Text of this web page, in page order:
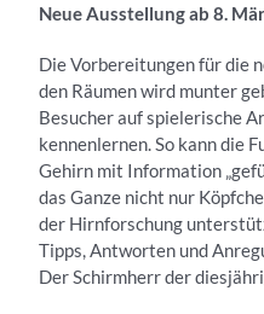
Neue Ausstellung ab 8.
Die Vorbereitungen für die
den Räumen wird munter
Besucher auf spielerische
kennenlernen. So kann die
Gehirn mit Information
das Ganze nicht nur
der Hirnforschung
Tipps, Antworten und
Der Schirmherr der